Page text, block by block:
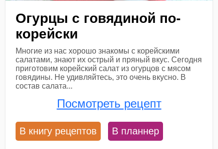
Огурцы с говядиной по-
корейски
Многие из нас хорошо знакомы с корейскими
салатами, знают их острый и пряный вкус. Сегодня
приготовим корейский салат из огурцов с мясом
говядины. Не удивляйтесь, это очень вкусно. В
состав салата...
Посмотреть рецепт
В книгу рецептов В планнер